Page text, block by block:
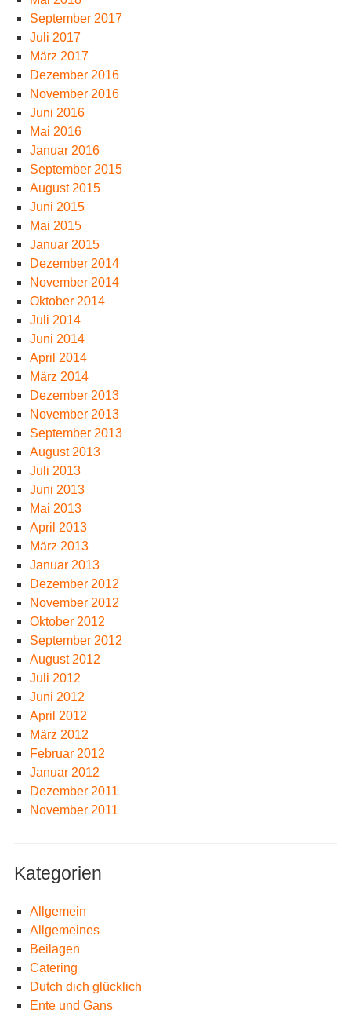
September 2017
Juli 2017
März 2017
Dezember 2016
November 2016
Juni 2016
Mai 2016
Januar 2016
September 2015
August 2015
Juni 2015
Mai 2015
Januar 2015
Dezember 2014
November 2014
Oktober 2014
Juli 2014
Juni 2014
April 2014
März 2014
Dezember 2013
November 2013
September 2013
August 2013
Juli 2013
Juni 2013
Mai 2013
April 2013
März 2013
Januar 2013
Dezember 2012
November 2012
Oktober 2012
September 2012
August 2012
Juli 2012
Juni 2012
April 2012
März 2012
Februar 2012
Januar 2012
Dezember 2011
November 2011
Kategorien
Allgemein
Allgemeines
Beilagen
Catering
Dutch dich glücklich
Ente und Gans